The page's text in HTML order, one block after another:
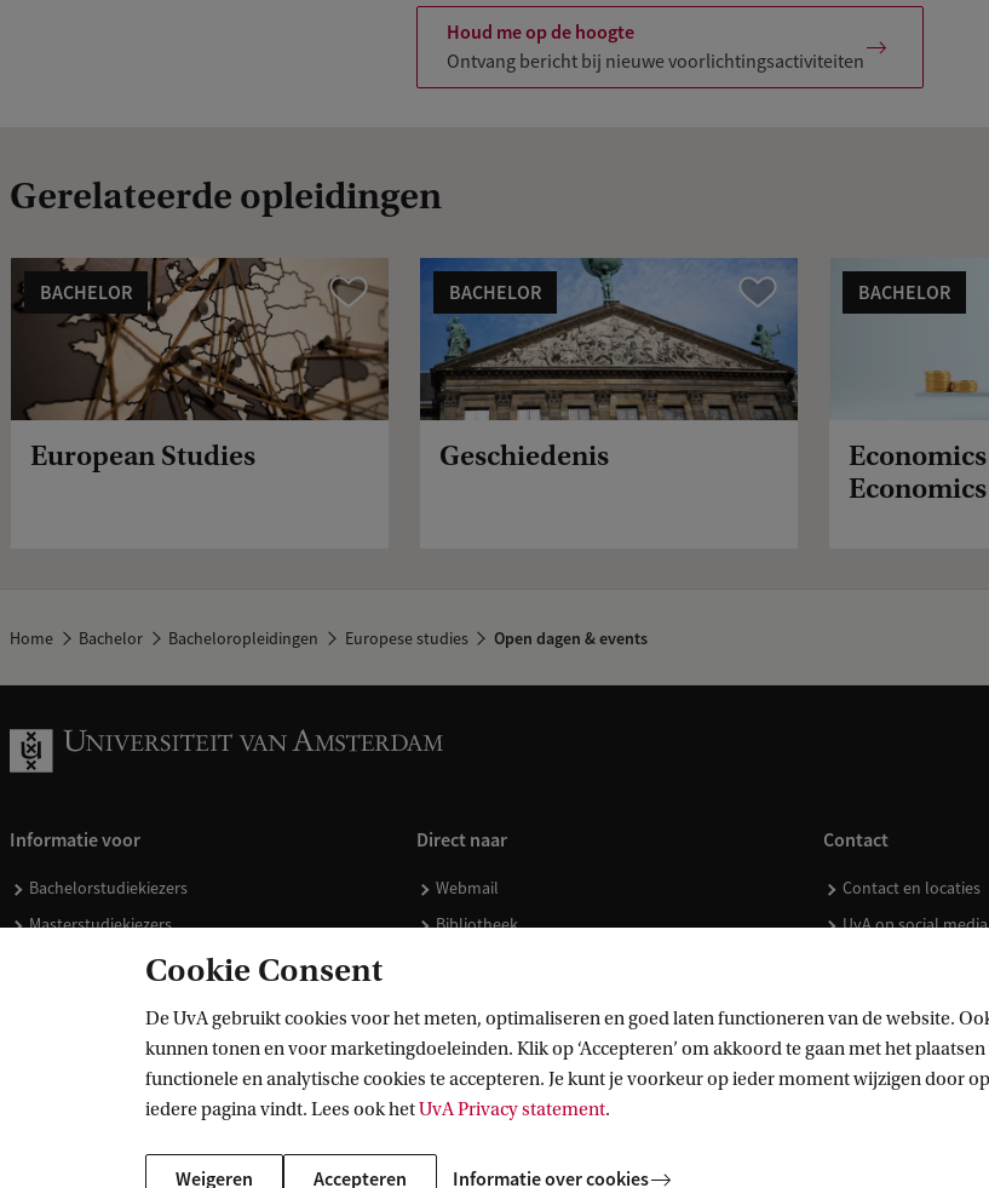
Houd me op de hoogte
Ontvang bericht bij nieuwe voorlichtingsactiviteiten
Gerelateerde opleidingen
Vergelijk
BACHELOR
European Studies
Vergelijk
BACHELOR
Geschiedenis
BACHELOR
Economics
Home Bachelor Bacheloropleidingen Europese studies Open dagen & events
Informatie voor
Bachelorstudiekiezers
Masterstudiekiezers
Schooldecanen en vakdocenten
Direct naar
Webmail
Bibliotheek
Doneren
Merchandise kopen
Contact
Contact en locaties
UvA op social media
Cookie Consent
De UvA gebruikt cookies voor het meten, optimaliseren en goed laten functioneren van de website.
kunnen tonen en voor marketingdoeleinden. Klik op ‘Accepteren’ om akkoord te gaan met het
functionele en analytische cookies te accepteren. Je kunt je voorkeur op ieder moment wijzigen door
iedere pagina vindt. Lees ook hetUvA Privacy statement.
Weigeren Accepteren Informatie over cookies